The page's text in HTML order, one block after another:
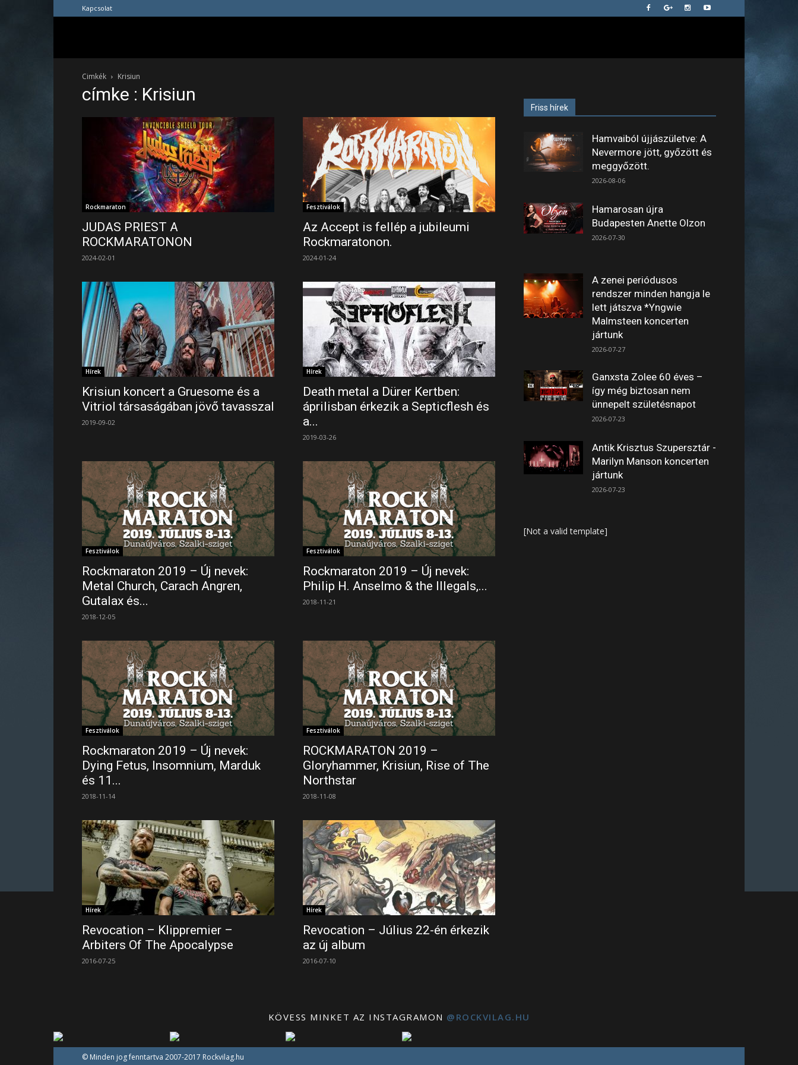
Kapcsolat
Cimkék Krisiun
címke : Krisiun
Rockmaraton
JUDAS PRIEST A
ROCKMARATONON
2024-02-01
Fesztiválok
Az Accept is fellép a jubileumi
Rockmaratonon.
2024-01-24
Hírek
Krisiun koncert a Gruesome és a
Vitriol társaságában jövő tavasszal
2019-09-02
Hírek
Death metal a Dürer Kertben:
áprilisban érkezik a Septicflesh és
a...
2019-03-26
Fesztiválok
Rockmaraton 2019 – Új nevek:
Metal Church, Carach Angren,
Gutalax és...
2018-12-05
Fesztiválok
Rockmaraton 2019 – Új nevek:
Philip H. Anselmo & the Illegals,...
2018-11-21
Fesztiválok
Rockmaraton 2019 – Új nevek:
Dying Fetus, Insomnium, Marduk
és 11...
2018-11-14
Fesztiválok
ROCKMARATON 2019 –
Gloryhammer, Krisiun, Rise of The
Northstar
2018-11-08
Hírek
Revocation – Klippremier –
Arbiters Of The Apocalypse
2016-07-25
Hírek
Revocation – Július 22-én érkezik
az új album
2016-07-10
Friss hírek
Hamvaiból újjászületve: A
Nevermore jött, győzött és
meggyőzött.
2026-08-06
Hamarosan újra
Budapesten Anette Olzon
2026-07-30
A zenei periódusos
rendszer minden hangja le
lett játszva *Yngwie
Malmsteen koncerten
jártunk
2026-07-27
Ganxsta Zolee 60 éves –
így még biztosan nem
ünnepelt születésnapot
2026-07-23
Antik Krisztus Szupersztár -
Marilyn Manson koncerten
jártunk
2026-07-23
[Not a valid template]
KÖVESS MINKET AZ INSTAGRAMON @ROCKVILAG.HU
© Minden jog fenntartva 2007-2017 Rockvilag.hu